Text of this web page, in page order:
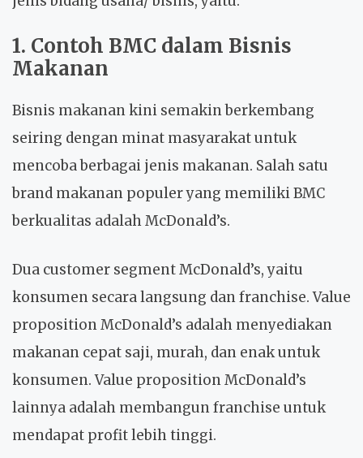
1. Contoh BMC dalam Bisnis
Makanan
Bisnis makanan kini semakin berkembang
seiring dengan minat masyarakat untuk
mencoba berbagai jenis makanan. Salah satu
brand makanan populer yang memiliki BMC
berkualitas adalah McDonald’s.
Dua customer segment McDonald’s, yaitu
konsumen secara langsung dan franchise. Value
proposition McDonald’s adalah menyediakan
makanan cepat saji, murah, dan enak untuk
konsumen. Value proposition McDonald’s
lainnya adalah membangun franchise untuk
mendapat profit lebih tinggi.